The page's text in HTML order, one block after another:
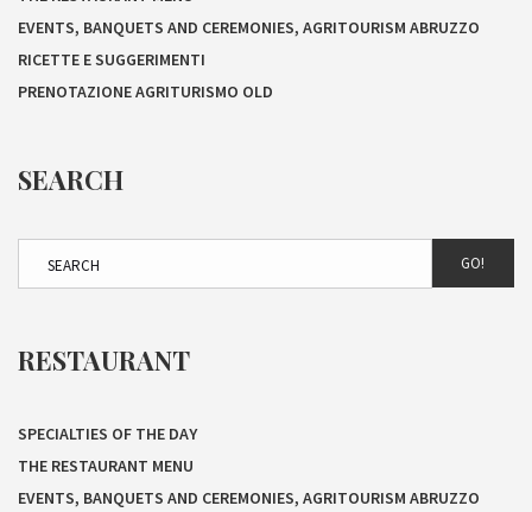
EVENTS, BANQUETS AND CEREMONIES, AGRITOURISM ABRUZZO
RICETTE E SUGGERIMENTI
PRENOTAZIONE AGRITURISMO OLD
SEARCH
GO!
RESTAURANT
SPECIALTIES OF THE DAY
THE RESTAURANT MENU
EVENTS, BANQUETS AND CEREMONIES, AGRITOURISM ABRUZZO